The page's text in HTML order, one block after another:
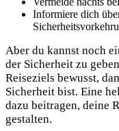
Informiere dich
Aber du kannst ‌noch
der Sicherheit zu
Reiseziels bewusst,
Sicherheit bist. Eine
dazu‌ beitragen, ‌deine
gestalten.